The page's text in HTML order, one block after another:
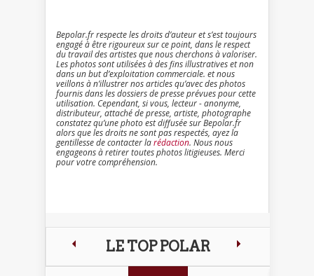
Bepolar.fr respecte les droits d’auteur et s’est toujours
engagé à être rigoureux sur ce point, dans le respect
du travail des artistes que nous cherchons à valoriser.
Les photos sont utilisées à des fins illustratives et non
dans un but d’exploitation commerciale. et nous
veillons à n’illustrer nos articles qu’avec des photos
fournis dans les dossiers de presse prévues pour cette
utilisation. Cependant, si vous, lecteur - anonyme,
distributeur, attaché de presse, artiste, photographe
constatez qu’une photo est diffusée sur Bepolar.fr
alors que les droits ne sont pas respectés, ayez la
gentillesse de contacter larédaction. Nous nous
engageons à retirer toutes photos litigieuses. Merci
pour votre compréhension.
LE TOP POLAR